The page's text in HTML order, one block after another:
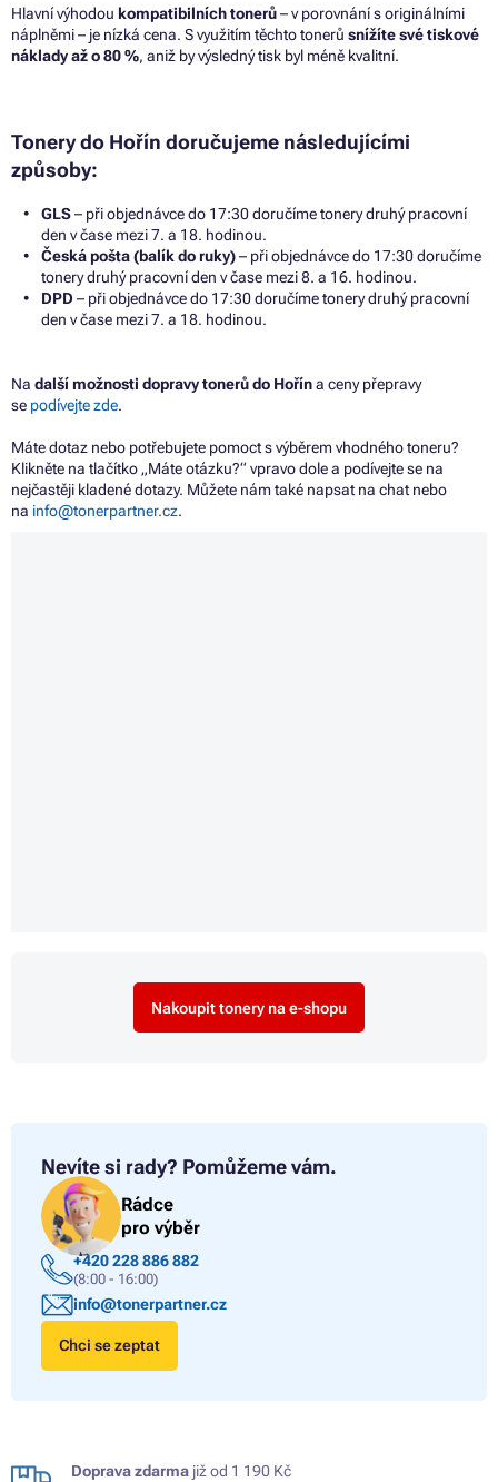
Hlavní výhodou kompatibilních tonerů– v porovnání s originálními
náplněmi – je nízká cena. S využitím těchto tonerů snížíte své tiskové
náklady až o 80 %, aniž by výsledný tisk byl méně kvalitní.
Tonery do Hořín doručujeme následujícími
způsoby:
GLS– při objednávce do 17:30 doručíme tonery druhý pracovní
den v čase mezi 7. a 18. hodinou.
Česká pošta (balík do ruky)– při objednávce do 17:30 doručíme
tonery druhý pracovní den v čase mezi 8. a 16. hodinou.
DPD – při objednávce do 17:30 doručíme tonery druhý pracovní
den v čase mezi 7. a 18. hodinou.
Na další možnosti dopravy tonerů do Hořína ceny přepravy
se podívejte zde.
Máte dotaz nebo potřebujete pomoct s výběrem vhodného toneru?
Klikněte na tlačítko „Máte otázku?“ vpravo dole a podívejte se na
nejčastěji kladené dotazy. Můžete nám také napsat na chat nebo
na info@tonerpartner.cz.
Nakoupit tonery na e-shopu
Nevíte si rady? Pomůžeme vám.
Rádce
pro výběr
+420 228 886 882
(8:00 - 16:00)
info@tonerpartner.cz
Chci se zeptat
Doprava zdarma již od 1 190 Kč